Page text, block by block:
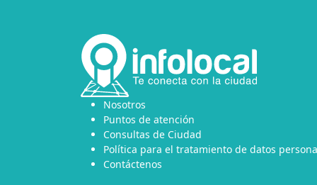
Nosotros
Puntos de atención
Consultas de Ciudad
Política para el tratamiento de datos
Contáctenos